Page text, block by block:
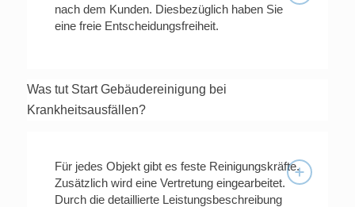
nach dem Kunden. Diesbezüglich haben Sie
eine freie Entscheidungsfreiheit.
Was tut Start Gebäudereinigung bei
Krankheitsausfällen?
Für jedes Objekt gibt es feste Reinigungskräfte.
Zusätzlich wird eine Vertretung eingearbeitet.
Durch die detaillierte Leistungsbeschreibung